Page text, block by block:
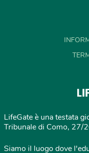
LifeGate è una testata
Tribunale di Como, 27/
Siamo il luogo dove